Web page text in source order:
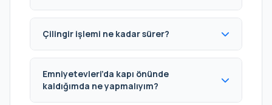
Çilingir işlemi ne kadar sürer?
Emniyetevleri’da kapı önünde
kaldığımda ne yapmalıyım?